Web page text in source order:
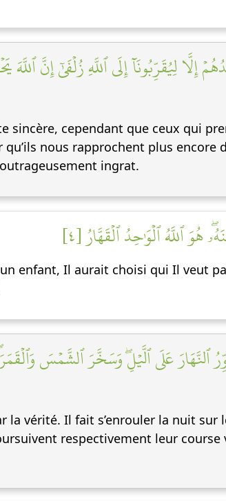
إِلَّا لِيُقَرِّبُونَآ إِلَى ٱللَّهِ زُلۡفَىٰٓ إِنَّ
sincère, cependant que ceux qui
nous rapprochent plus
ingrat.
هُوَ ٱللَّهُ ٱلۡوَٰحِدُ ٱلۡقَهَّارُ [٤]
enfant, Il aurait choisi qui Il veut
عَلَى ٱلَّيۡلِۖ وَسَخَّرَ ٱلشَّمۡسَ
la vérité. Il fait s’enrouler la nuit
respectivement leur course